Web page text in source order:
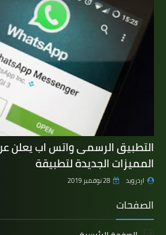
التطبيق الرسمى واتس اب
المميزات الجديدة لتطبيقة
اردرويد 28 نوفمبر 2019
الصفحات